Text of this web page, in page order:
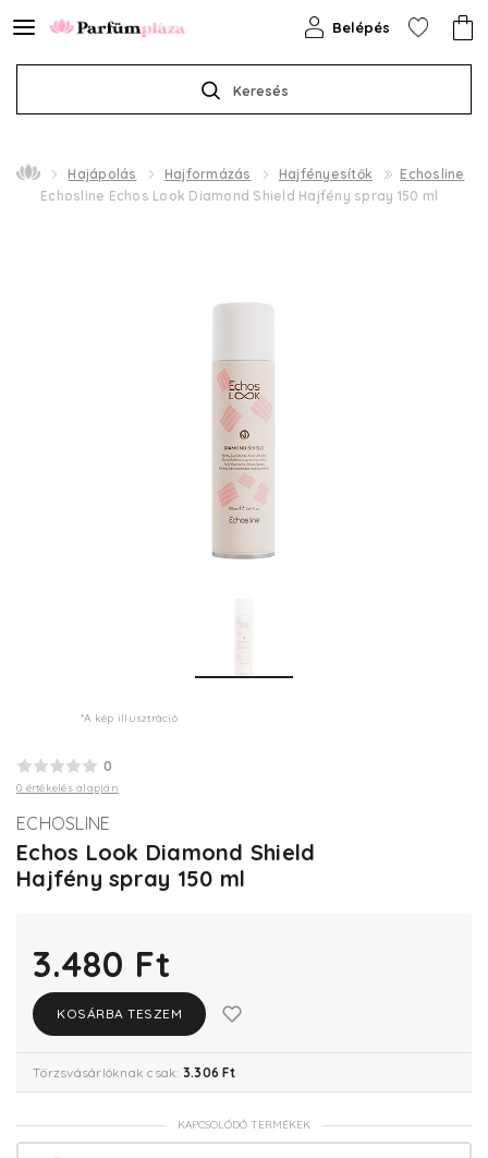
Keresés
Belépés
Hajápolás Hajformázás Hajfényesítők
Echosline
Echosline Echos Look Diamond Shield Hajfény spray 150 ml
*A kép illusztráció
0
0 értékelés alapján
ECHOSLINE
Echos Look Diamond Shield
Hajfény spray 150 ml
3.480 Ft
KOSÁRBA TESZEM
Törzsvásárlóknak csak: 3.306 Ft
KAPCSOLÓDÓ TERMÉKEK